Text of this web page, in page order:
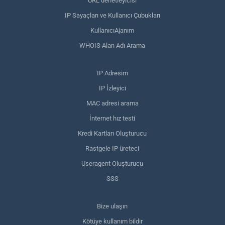
IP Sayaçları ve Kullanıcı Çubukları
KullanıcıAjanım
WHOIS Alan Adı Arama
IP Adresim
IP İzleyici
MAC adresi arama
İnternet hız testi
Kredi Kartları Oluşturucu
Rastgele IP üreteci
Useragent Oluşturucu
SSS
Bize ulaşın
Kötüye kullanım bildir